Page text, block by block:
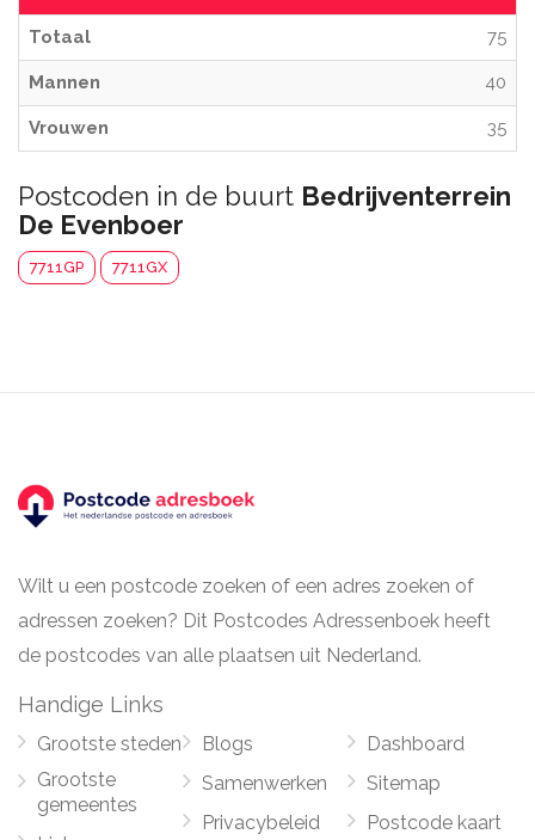
Totaal 75
Mannen 40
Vrouwen 35
Postcoden in de buurt Bedrijventerrein
De Evenboer
7711GP 7711GX
Wilt u een postcode zoeken of een adres zoeken of
adressen zoeken? Dit Postcodes Adressenboek heeft
de postcodes van alle plaatsen uit Nederland.
Handige Links
Grootste steden
Grootste
gemeentes
Blogs
Samenwerken
Privacybeleid
Dashboard
Sitemap
Postcode kaart